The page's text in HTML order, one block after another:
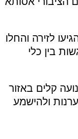
לזירה והחלו
בין כלי
קלים באזור
ולהישמע